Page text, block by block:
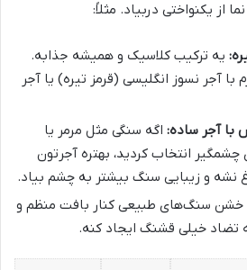
از یکنواختی دربیاد. مثلاً:
یه ترکیب کلاسیک و همیشه جذابه.
با آجر نسوز انگلیسی (قرمز تیره) یا آجر
آجر ساده: اگه سنگی مثل مرمر یا
انتخاب کردید، بهتره آجرتون
نشه و زیبایی سنگ بیشتر به چشم بیاد.
خشن سنگ‌های طبیعی کنار بافت منظم و
تضاد خیلی قشنگ ایجاد کنه.